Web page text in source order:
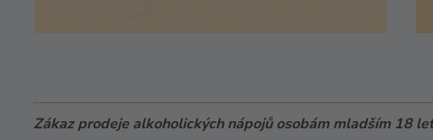
Zákaz prodeje alkoholických nápojů osobám mladším 18